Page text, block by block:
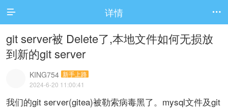
 详情 
git server被 Delete了,本地文件如何无损放
到新的git server
KING754 新手上路
2024-6-20 11:00:41
我们的git server(gitea)被勒索病毒黑了。mysql文件及git